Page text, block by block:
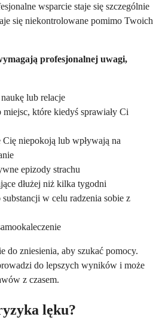
wsparcie staje się szczególnie
się niekontrolowane pomimo Twoich
profesjonalnej uwagi,
lub relacje
które kiedyś sprawiały Ci
niepokoją lub wpływają na
epizody strachu
dłużej niż kilka tygodni
w celu radzenia sobie z
do zniesienia, aby szukać pomocy.
do lepszych wyników i może
z czasem.
lęku?